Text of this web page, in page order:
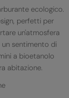
ecologico.
perfetti per
un'atmosfera
un sentimento di
a bioetanolo
abitazione.